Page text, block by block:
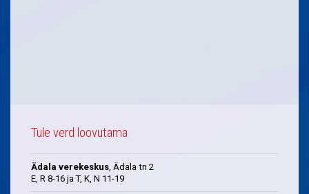
Tule verd loovutama
Ädala verekeskus , Ädala tn 2
E, R 8-16 ja T, K, N 11-19